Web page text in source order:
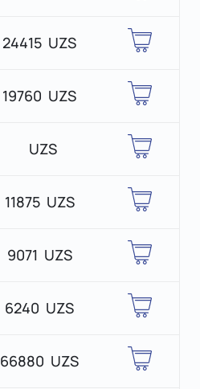
24415 UZS
19760 UZS
UZS
11875 UZS
9071 UZS
6240 UZS
66880 UZS